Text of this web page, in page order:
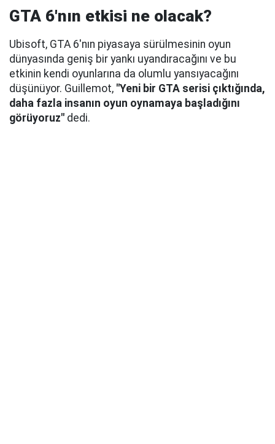
GTA 6'nın etkisi ne olacak?
Ubisoft, GTA 6'nın piyasaya sürülmesinin oyun
dünyasında geniş bir yankı uyandıracağını ve bu
etkinin kendi oyunlarına da olumlu yansıyacağını
düşünüyor. Guillemot, "Yeni bir GTA serisi çıktığında,
daha fazla insanın oyun oynamaya başladığını
görüyoruz" dedi.